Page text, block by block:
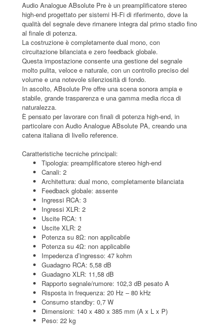
Audio Analogue ABsolute Pre è un preamplificatore stereo
high-end progettato per sistemi Hi-Fi di riferimento, dove la
qualità del segnale deve rimanere integra dal primo stadio fino
al finale di potenza.
La costruzione è completamente dual mono, con
circuitazione bilanciata e zero feedback globale.
Questa impostazione consente una gestione del segnale
molto pulita, veloce e naturale, con un controllo preciso del
volume e una notevole silenziosità di fondo.
In ascolto, ABsolute Pre offre una scena sonora ampia e
stabile, grande trasparenza e una gamma media ricca di
naturalezza.
È pensato per lavorare con finali di potenza high-end, in
particolare con Audio Analogue ABsolute PA, creando una
catena italiana di livello reference.
Caratteristiche tecniche principali:
Tipologia: preamplificatore stereo high-end
Canali: 2
Architettura: dual mono, completamente bilanciata
Feedback globale: assente
Ingressi RCA: 3
Ingressi XLR: 2
Uscite RCA: 1
Uscite XLR: 2
Potenza su 8Ω: non applicabile
Potenza su 4Ω: non applicabile
Impedenza d’ingresso: 47 kohm
Guadagno RCA: 5,58 dB
Guadagno XLR: 11,58 dB
Rapporto segnale/rumore: 102,3 dB pesato A
Risposta in frequenza: 20 Hz – 80 kHz
Consumo standby: 0,7 W
Dimensioni: 140 x 480 x 385 mm (A x L x P)
Peso: 22 kg